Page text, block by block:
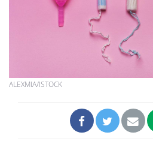
ALEXMIA/ISTOCK